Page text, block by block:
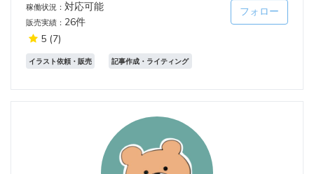
稼働状況： 対応可能
販売実績： 26件
5 (7)
フォロー
イラスト依頼・販売 記事作成・ライティング